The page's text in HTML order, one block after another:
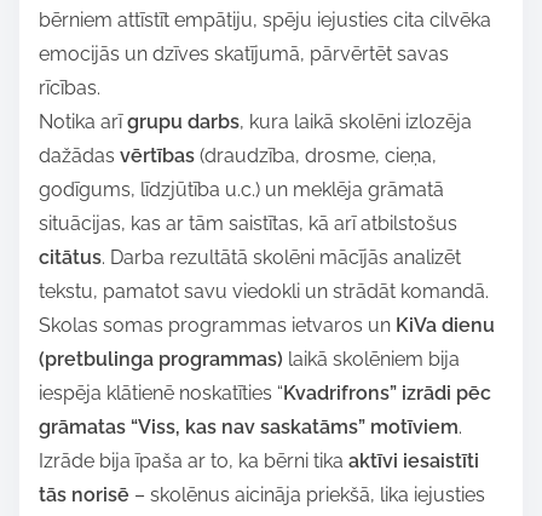
bērniem attīstīt empātiju, spēju iejusties cita cilvēka
emocijās un dzīves skatījumā, pārvērtēt savas
rīcības.
Notika arīgrupu darbs, kura laikā skolēni izlozēja
dažādas vērtības (draudzība, drosme, cieņa,
godīgums, līdzjūtība u.c.) un meklēja grāmatā
situācijas, kas ar tām saistītas, kā arī atbilstošus
citātus. Darba rezultātā skolēni mācījās analizēt
tekstu, pamatot savu viedokli un strādāt komandā.
Skolas somas programmas ietvaros un KiVa dienu
(pretbulinga programmas) laikā skolēniem bija
iespēja klātienē noskatīties “ Kvadrifrons” izrādi pēc
grāmatas “Viss, kas nav saskatāms” motīviem.
Izrāde bija īpaša ar to, ka bērni tika aktīvi iesaistīti
tās norisē – skolēnus aicināja priekšā, lika iejusties